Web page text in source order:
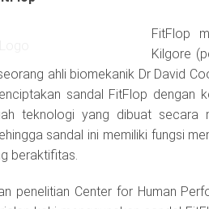
FitFlop
Kilgore
ahli biomekanik Dr David
sandal FitFlop dengan
teknologi yang dibuat secara
sandal ini memiliki fungsi
beraktifitas.
penelitian Center for Human